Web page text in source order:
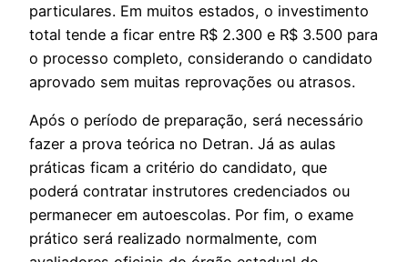
particulares. Em muitos estados, o investimento
total tende a ficar entre R$ 2.300 e R$ 3.500 para
o processo completo, considerando o candidato
aprovado sem muitas reprovações ou atrasos.
Após o período de preparação, será necessário
fazer a prova teórica no Detran. Já as aulas
práticas ficam a critério do candidato, que
poderá contratar instrutores credenciados ou
permanecer em autoescolas. Por fim, o exame
prático será realizado normalmente, com